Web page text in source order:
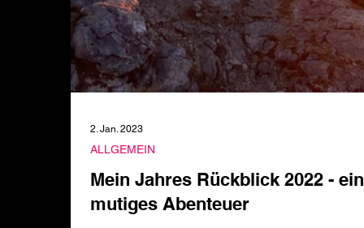
Mein Jahres Rückblick 2022 - ein
mutiges Abenteuer
ALLGEMEIN
2. Jan. 2023